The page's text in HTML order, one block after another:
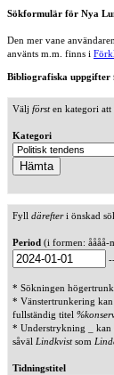
Sökformulär för Nya
Den mer vane
använts m.m. finns i
Bibliografiska uppgifter
Välj försten kategori att
Kategori
Fyll därefteri önskad
Period (i formen: åååå-
* Sökningen
* Vänstertrunkering
fullständig titel
* Understrykning _ kan
såväl Lindkvistsom
Tidningstitel